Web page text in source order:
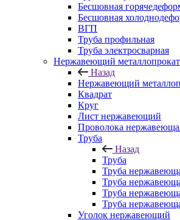
Бесшовная
Бесшовная
ВГП
Труба профильная
Труба электросварная
Нержавеющий металлопрокат
Назад
Нержавеющий
Квадрат
Круг
Лист нержавеющий
Проволока
Труба
Назад
Труба
Труба
Труба
Труба
Труба
Уголок нержавеющий